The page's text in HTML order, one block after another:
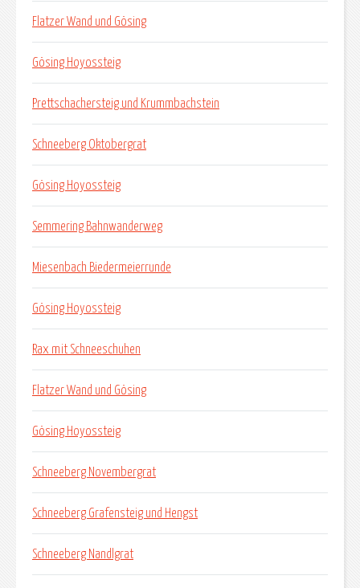
Flatzer Wand und Gösing
Gösing Hoyossteig
Prettschachersteig und Krummbachstein
Schneeberg Oktobergrat
Gösing Hoyossteig
Semmering Bahnwanderweg
Miesenbach Biedermeierrunde
Gösing Hoyossteig
Rax mit Schneeschuhen
Flatzer Wand und Gösing
Gösing Hoyossteig
Schneeberg Novembergrat
Schneeberg Grafensteig und Hengst
Schneeberg Nandlgrat